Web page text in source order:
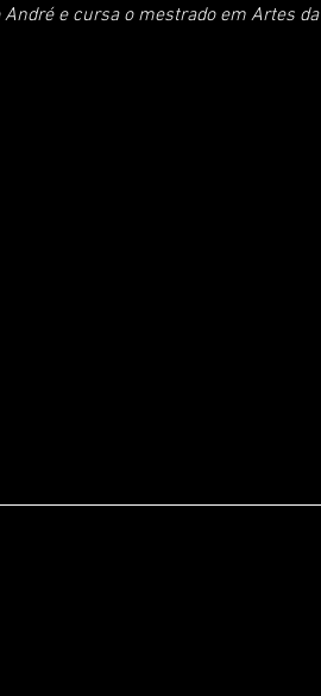
André e cursa o mestrado em Artes da